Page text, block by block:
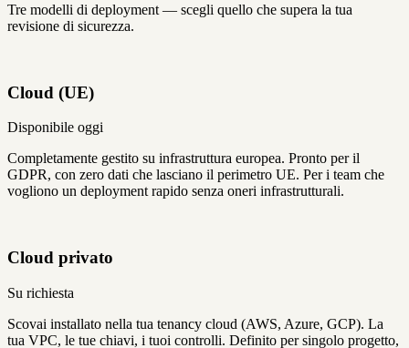
Tre modelli di deployment — scegli quello che supera la tua
revisione di sicurezza.
Cloud (UE)
Disponibile oggi
Completamente gestito su infrastruttura europea. Pronto per il
GDPR, con zero dati che lasciano il perimetro UE. Per i team che
vogliono un deployment rapido senza oneri infrastrutturali.
Cloud privato
Su richiesta
Scovai installato nella tua tenancy cloud (AWS, Azure, GCP). La
tua VPC, le tue chiavi, i tuoi controlli. Definito per singolo progetto,